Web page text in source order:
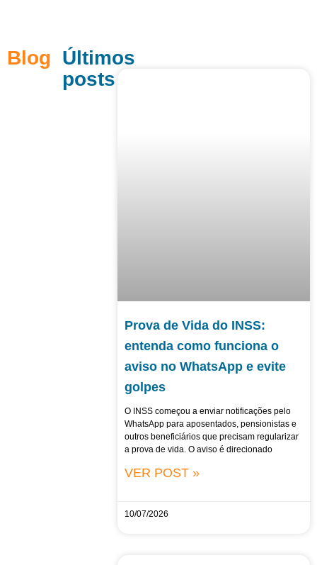
Blog Últimos
posts
Prova de Vida do INSS:
entenda como funciona o
aviso no WhatsApp e evite
golpes
O INSS começou a enviar notificações pelo
WhatsApp para aposentados, pensionistas e
outros beneficiários que precisam regularizar
a prova de vida. O aviso é direcionado
VER POST »
10/07/2026